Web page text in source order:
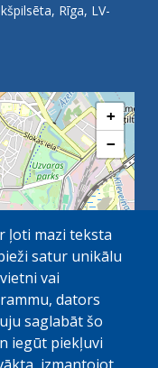
Rīga, LV-
+
−
contributors
ļoti mazi teksta
satur unikālu
vai
dators
saglabāt šo
iegūt piekļuvi